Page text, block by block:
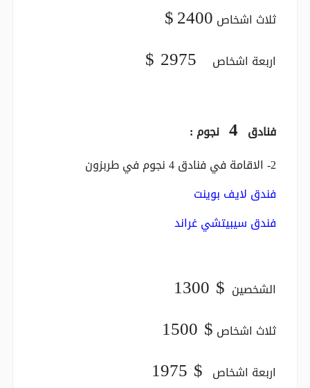
ثلاث اشخاص 2400
$
اربعة اشخاص $ 2975
فنادق 4 نجوم :
2- الاقامة في فنادق 4 نجوم في طربزون
فندق لايف بوينت
فندق سيبيتشي غراند
الشخصين 1300 $
ثلاث اشخاص 1500 $
اربعة اشخاص 1975 $